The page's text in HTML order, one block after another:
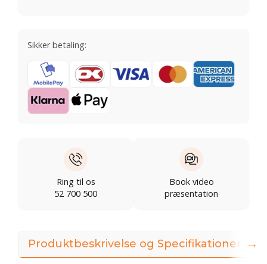
Sikker betaling:
Ring til os
52 700 500
Book video
præsentation
Produktbeskrivelse og Specifikationer →